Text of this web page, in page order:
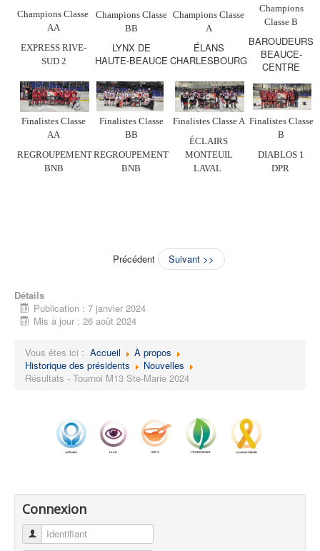
Champions Classe
AA
EXPRESS RIVE-
SUD 2
Champions Classe
BB
LYNX DE
HAUTE-BEAUCE
Champions Classe
A
ÉLANS
CHARLESBOURG
Champions
Classe B
BAROUDEURS
BEAUCE-
CENTRE
Finalistes Classe
AA
REGROUPEMENT
BNB
Finalistes Classe
BB
REGROUPEMENT
BNB
Finalistes Classe A
ÉCLAIRS
MONTEUIL
LAVAL
Finalistes Classe
B
DIABLOS 1
DPR
Précédent Suivant >>
Détails
Publication : 7 janvier 2024
Mis à jour : 26 août 2024
Vous êtes ici : Accueil
À propos
Historique des présidents
Nouvelles
Résultats - Tournoi M13 Ste-Marie 2024
Connexion
Identifiant